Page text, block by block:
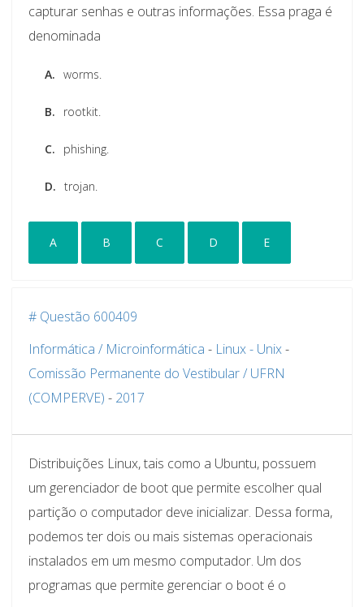
capturar senhas e outras informações. Essa praga é
denominada
A. worms.
B. rootkit.
C. phishing.
D. trojan.
A B C D E
# Questão 600409
Informática / Microinformática - Linux - Unix-
Comissão Permanente do Vestibular / UFRN
(COMPERVE) - 2017
Distribuições Linux, tais como a Ubuntu, possuem
um gerenciador de boot que permite escolher qual
partição o computador deve inicializar. Dessa forma,
podemos ter dois ou mais sistemas operacionais
instalados em um mesmo computador. Um dos
programas que permite gerenciar o boot é o